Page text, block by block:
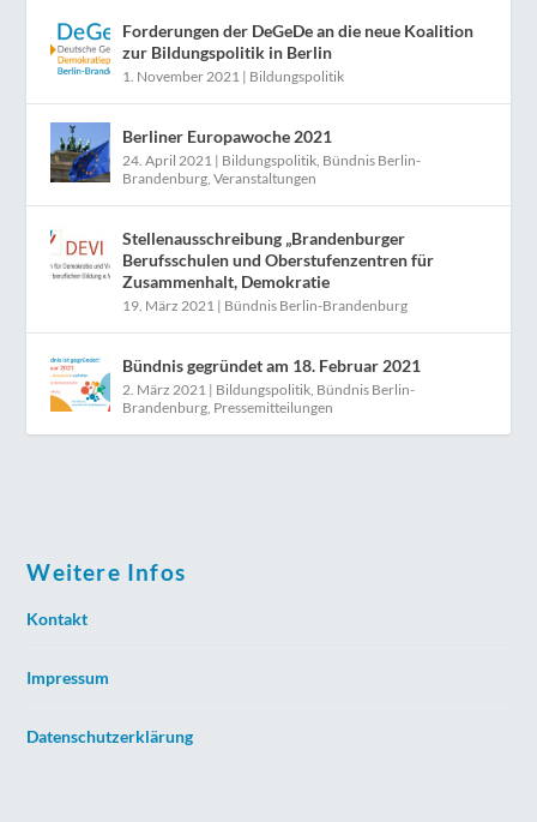
Forderungen der DeGeDe an die neue Koalition
zur Bildungspolitik in Berlin
1. November 2021 | Bildungspolitik
Berliner Europawoche 2021
24. April 2021 | Bildungspolitik Bündnis Berlin-
Brandenburg ,Veranstaltungen
Stellenausschreibung „Brandenburger
Berufsschulen und Oberstufenzentren für
Zusammenhalt, Demokratie
19. März 2021 | Bündnis Berlin-Brandenburg
Bündnis gegründet am 18. Februar 2021
2. März 2021 | Bildungspolitik Bündnis Berlin-
Brandenburg Pressemitteilungen
Weitere Infos
Kontakt
Impressum
Datenschutzerklärung